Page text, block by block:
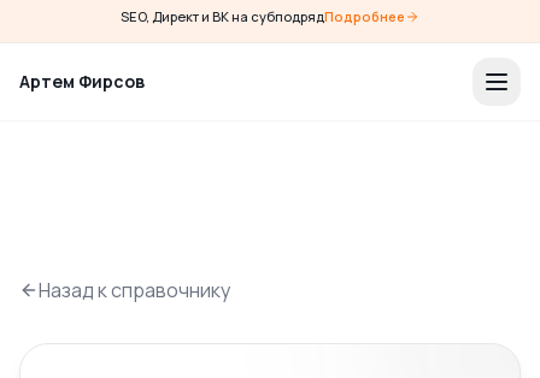
SEO, Директ и ВК на субподрядПодробнее
Артем Фирсов
Назад к справочнику